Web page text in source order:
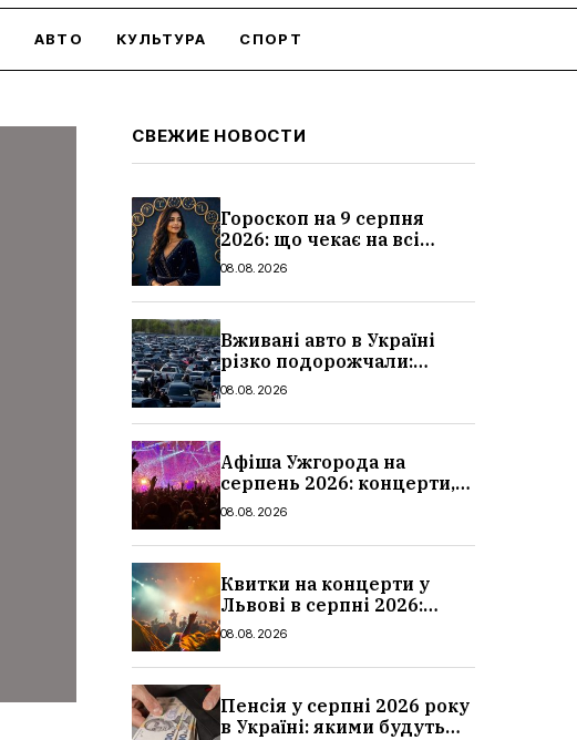
АВТО КУЛЬТУРА СПОРТ
СВЕЖИЕ НОВОСТИ
Гороскоп на 9 серпня
2026: що чекає на всі
знаки зодіаку
08.08.2026
Вживані авто в Україні
різко подорожчали:
причини, які машини
08.08.2026
Афіша Ужгорода на
серпень 2026: концерти,
дати та ціни
08.08.2026
Квитки на концерти у
Львові в серпні 2026:
дати, ціни та локації
08.08.2026
Пенсія у серпні 2026 року
в Україні: якими будуть